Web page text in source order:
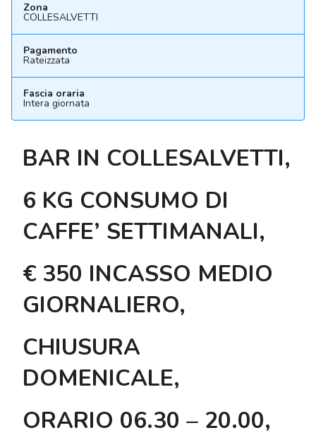
Zona
COLLESALVETTI
Pagamento
Rateizzata
Fascia oraria
Intera giornata
BAR IN COLLESALVETTI,
6 KG CONSUMO DI
CAFFE’ SETTIMANALI,
€ 350 INCASSO MEDIO
GIORNALIERO,
CHIUSURA
DOMENICALE,
ORARIO 06.30 – 20.00,